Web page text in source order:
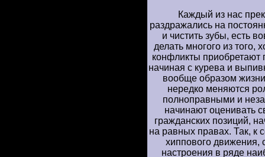
Каждый из нас
раздражались на
и чистить зубы, есть
делать многого из того,
конфликты приобретают
начиная с курева и
вообще образом
нередко меняются
полноправными и
начинают оценивать
гражданских позиций,
на равных правах. Так, к
хиппового движения,
настроения в ряде